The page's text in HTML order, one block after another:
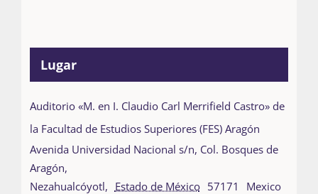
Lugar
Auditorio «M. en I. Claudio Carl Merrifield Castro» de
la Facultad de Estudios Superiores (FES) Aragón
Avenida Universidad Nacional s/n, Col. Bosques de
Aragón,
Nezahualcóyotl, Estado de México 57171
Mexico